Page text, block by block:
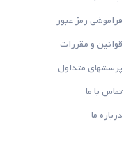
فراموشی رمز عبور
قوانین و مقررات
پرسشهای متداول
تماس با ما
درباره ما